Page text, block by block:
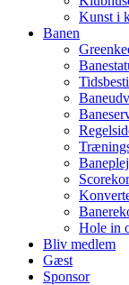
Kunst i
Banen
Hole in
Bliv medlem
Gæst
Sponsor